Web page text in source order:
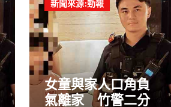
新聞來源:勁報
女童與家人口角負
氣離家 竹警二分